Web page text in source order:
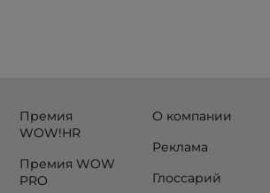
Премия
WOW!HR
Премия WOW
PRO
О компании
Реклама
Глоссарий